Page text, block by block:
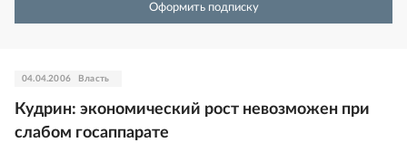
Оформить подписку
04.04.2006 Власть
Кудрин: экономический рост невозможен при
слабом госаппарате